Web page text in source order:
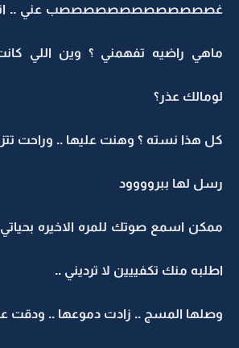
غصصصصصصصصصصصصصب عني .. انا
ماهي راضيه تفهمني ؟ وين اللي
لومالك عذر؟
كل هذا نسته ؟ وهنت عليها .. وراحت
رسل لها ببروووود
ممكن اسمع صوتك للمره الاخيره
اطلبه منك تكفييين لا ترديني ..
وصلها المسج .. زادت دموعها .. ودقت